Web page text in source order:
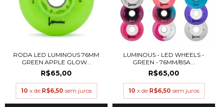
RODA LED LUMINOUS 76MM
GREEN APPLE GLOW...
R$65,00
10 x de R$6,50 sem juros
LUMINOUS - LED WHEELS -
GREEN - 76MM/85A...
R$65,00
10 x de R$6,50 sem juros